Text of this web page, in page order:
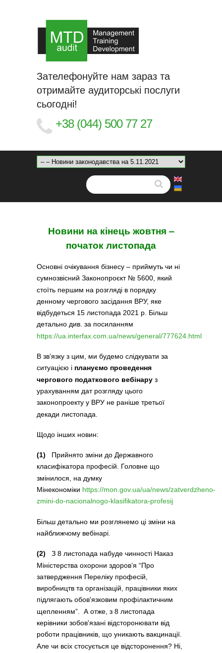
Зателефонуйте нам зараз та
отримайте аудиторські послуги
сьогодні!
+38 (044) 500 77 27
Новини на кінець жовтня ‒
початок листопада
Основні очікування бізнесу – приймуть чи ні
сумнозвісний Законопроєкт № 5600, який
стоїть першим на розгляді в порядку
денному чергового засідання ВРУ, яке
відбудеться 15 листопада 2021 р. Більш
детально див. за посиланням
https://ua.interfax.com.ua/news/general/777624.html
В зв’язку з цим, ми будемо слідкувати за
ситуацією і плануємо проведення
чергового податкового вебінару з
урахуванням дат розгляду цього
законопроекту у ВРУ не раніше третьої
декади листопада.
Щодо інших новин:
(1) Прийнято зміни до Державного
класифікатора професій. Головне що
змінилося, на думку
Мінекономіки https://mon.gov.ua/ua/news/zatverdzheno-
zmini-do-nacionalnogo-klasifikatora-profesij
Більш детально ми розглянемо ці зміни на
найближчому вебінарі.
(2) З 8 листопада набуде чинності Наказ
Міністерства охорони здоров’я “Про
затвердження Переліку професій,
виробництв та організацій, працівники яких
підлягають обов'язковим профілактичним
щепленням”. А отже, з 8 листопада
керівники зобов'язані відсторонювати від
роботи працівників, що уникають вакцинації.
Але чи всіх стосується це відсторонення? Ні,